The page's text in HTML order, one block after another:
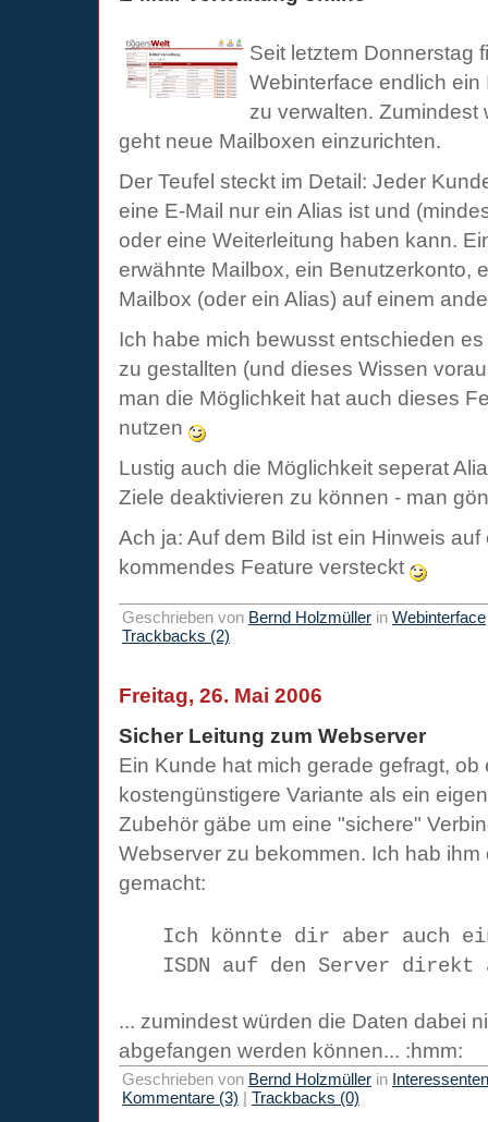
Seit letztem Donnerstag
Webinterface endlich
zu verwalten. Zumindest
geht neue Mailboxen einzurichten.
Der Teufel steckt im Detail: Jeder
eine E-Mail nur ein Alias ist und
oder eine Weiterleitung haben kann.
erwähnte Mailbox, ein Benutzerkonto,
Mailbox (oder ein Alias) auf einem
Ich habe mich bewusst entschieden
zu gestallten (und dieses Wissen
man die Möglichkeit hat auch dieses
nutzen
Lustig auch die Möglichkeit seperat
Ziele deaktivieren zu können - man
Ach ja: Auf dem Bild ist ein Hinweis auf
kommendes Feature versteckt
Geschrieben von Bernd Holzmüller in Webinterface
Trackbacks (2)
Freitag, 26. Mai 2006
Sicher Leitung zum Webserver
Ein Kunde hat mich gerade gefragt, ob
kostengünstigere Variante als ein
Zubehör gäbe um eine "sichere"
Webserver zu bekommen. Ich hab
gemacht:
Ich könnte dir aber auch
ISDN auf den Server
... zumindest würden die Daten dabei
abgefangen werden können... :hmm:
Geschrieben von Bernd Holzmüller in
Kommentare (3) | Trackbacks (0)